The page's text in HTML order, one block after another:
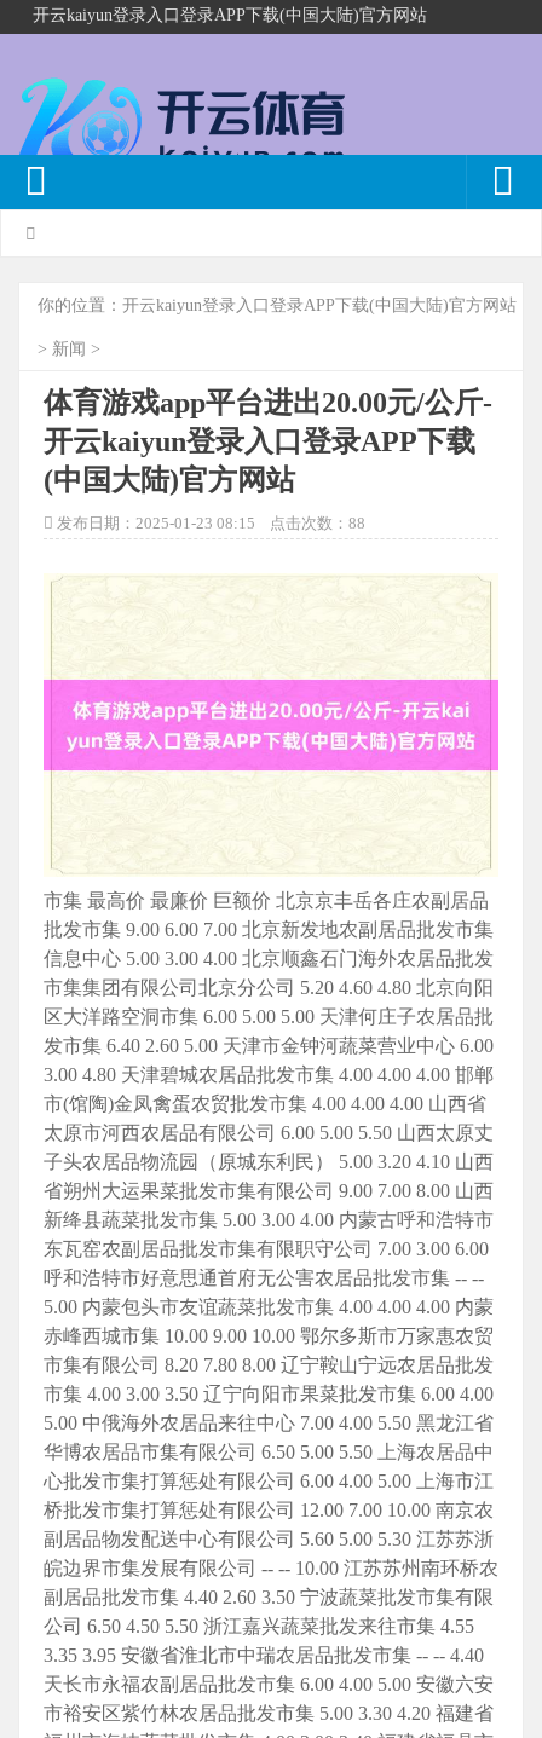
开云kaiyun登录入口登录APP下载(中国大陆)官方网站
你的位置： 开云kaiyun登录入口登录APP下载(中国大陆)官方网站
> 新闻 >
体育游戏app平台进出20.00元/公斤-
开云kaiyun登录入口登录APP下载
(中国大陆)官方网站
发布日期：2025-01-23 08:15 点击次数：88
市集 最高价 最廉价 巨额价 北京京丰岳各庄农副居品
批发市集 9.00 6.00 7.00 北京新发地农副居品批发市集
信息中心 5.00 3.00 4.00 北京顺鑫石门海外农居品批发
市集集团有限公司北京分公司 5.20 4.60 4.80 北京向阳
区大洋路空洞市集 6.00 5.00 5.00 天津何庄子农居品批
发市集 6.40 2.60 5.00 天津市金钟河蔬菜营业中心 6.00
3.00 4.80 天津碧城农居品批发市集 4.00 4.00 4.00 邯郸
市(馆陶)金凤禽蛋农贸批发市集 4.00 4.00 4.00 山西省
太原市河西农居品有限公司 6.00 5.00 5.50 山西太原丈
子头农居品物流园（原城东利民） 5.00 3.20 4.10 山西
省朔州大运果菜批发市集有限公司 9.00 7.00 8.00 山西
新绛县蔬菜批发市集 5.00 3.00 4.00 内蒙古呼和浩特市
东瓦窑农副居品批发市集有限职守公司 7.00 3.00 6.00
呼和浩特市好意思通首府无公害农居品批发市集 -- --
5.00 内蒙包头市友谊蔬菜批发市集 4.00 4.00 4.00 内蒙
赤峰西城市集 10.00 9.00 10.00 鄂尔多斯市万家惠农贸
市集有限公司 8.20 7.80 8.00 辽宁鞍山宁远农居品批发
市集 4.00 3.00 3.50 辽宁向阳市果菜批发市集 6.00 4.00
5.00 中俄海外农居品来往中心 7.00 4.00 5.50 黑龙江省
华博农居品市集有限公司 6.50 5.00 5.50 上海农居品中
心批发市集打算惩处有限公司 6.00 4.00 5.00 上海市江
桥批发市集打算惩处有限公司 12.00 7.00 10.00 南京农
副居品物发配送中心有限公司 5.60 5.00 5.30 江苏苏浙
皖边界市集发展有限公司 -- -- 10.00 江苏苏州南环桥农
副居品批发市集 4.40 2.60 3.50 宁波蔬菜批发市集有限
公司 6.50 4.50 5.50 浙江嘉兴蔬菜批发来往市集 4.55
3.35 3.95 安徽省淮北市中瑞农居品批发市集 -- -- 4.40
天长市永福农副居品批发市集 6.00 4.00 5.00 安徽六安
市裕安区紫竹林农居品批发市集 5.00 3.30 4.20 福建省